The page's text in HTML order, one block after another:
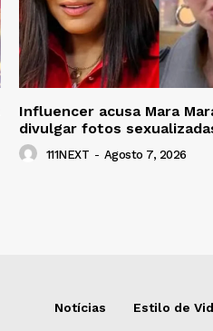
Influencer acusa Mara
divulgar fotos
111NEXT - Agosto 7, 2026
Notícias Estilo de